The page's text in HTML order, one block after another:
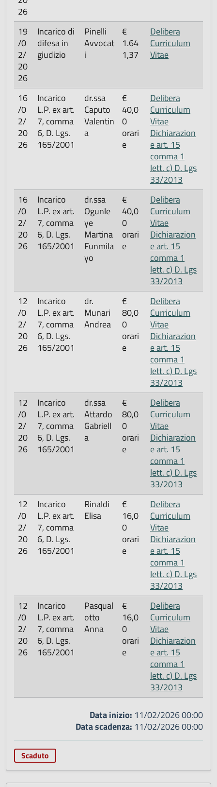
26
19
/0
2/
20
26
Incarico di
difesa in
giudizio
Pinelli
Avvocat
i
€
1.64
1,37
Delibera
Curriculum
Vitae
16
/0
2/
20
26
Incarico
L.P. ex art.
7, comma
6, D. Lgs.
165/2001
dr.ssa
Caputo
Valentin
a
€
40,0
0
orari
e
Delibera
Curriculum
Vitae
Dichiarazion
e art. 15
comma 1
lett. c) D. Lgs
33/2013
16
/0
2/
20
26
Incarico
L.P. ex art.
7, comma
6, D. Lgs.
165/2001
dr.ssa
Ogunle
ye
Martina
Funmila
yo
€
40,0
0
orari
e
Delibera
Curriculum
Vitae
Dichiarazion
e art. 15
comma 1
lett. c) D. Lgs
33/2013
12
/0
2/
20
26
Incarico
L.P. ex art.
7, comma
6, D. Lgs.
165/2001
dr.
Munari
Andrea
€
80,0
0
orari
e
Delibera
Curriculum
Vitae
Dichiarazion
e art. 15
comma 1
lett. c) D. Lgs
33/2013
12
/0
2/
20
26
Incarico
L.P. ex art.
7, comma
6, D. Lgs.
165/2001
dr.ssa
Attardo
Gabriell
a
€
80,0
0
orari
e
Delibera
Curriculum
Vitae
Dichiarazion
e art. 15
comma 1
lett. c) D. Lgs
33/2013
12
/0
2/
20
26
Incarico
L.P. ex art.
7, comma
6, D. Lgs.
165/2001
Rinaldi
Elisa
€
16,0
0
orari
e
Delibera
Curriculum
Vitae
Dichiarazion
e art. 15
comma 1
lett. c) D. Lgs
33/2013
12
/0
2/
20
26
Incarico
L.P. ex art.
7, comma
6, D. Lgs.
165/2001
Pasqual
otto
Anna
€
16,0
0
orari
e
Delibera
Curriculum
Vitae
Dichiarazion
e art. 15
comma 1
lett. c) D. Lgs
33/2013
Data inizio: 11/02/2026 00:00
Data scadenza: 11/02/2026 00:00
Scaduto